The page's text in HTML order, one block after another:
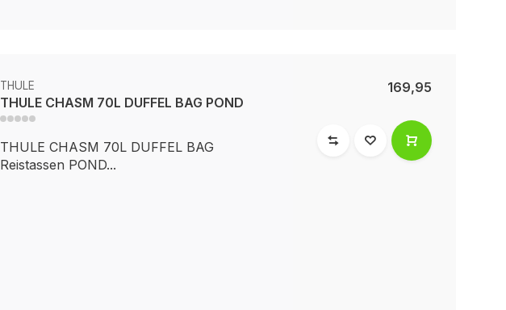
THULE
THULE CHASM 70L DUFFEL BAG POND
THULE CHASM 70L DUFFEL BAG
Reistassen POND...
169,95